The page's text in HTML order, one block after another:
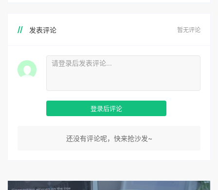
发表评论 暂无评论
登录后评论
还没有评论呢，快来抢沙发~